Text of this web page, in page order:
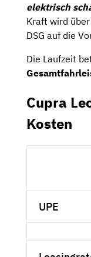
elektrisch
Kraft wird
DSG auf die
Die Laufzeit
Cupra
Kosten
UPE